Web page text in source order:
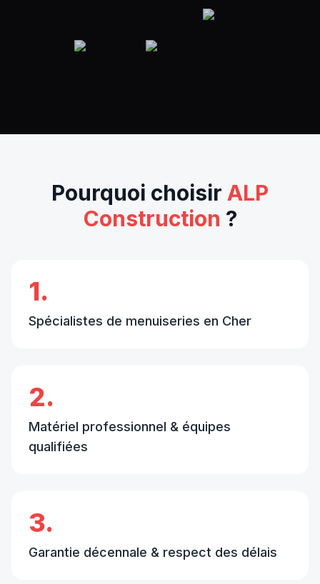
Pourquoi choisir ALP
Construction ?
1.
Spécialistes de menuiseries en Cher
2.
Matériel professionnel & équipes
qualifiées
3.
Garantie décennale & respect des délais